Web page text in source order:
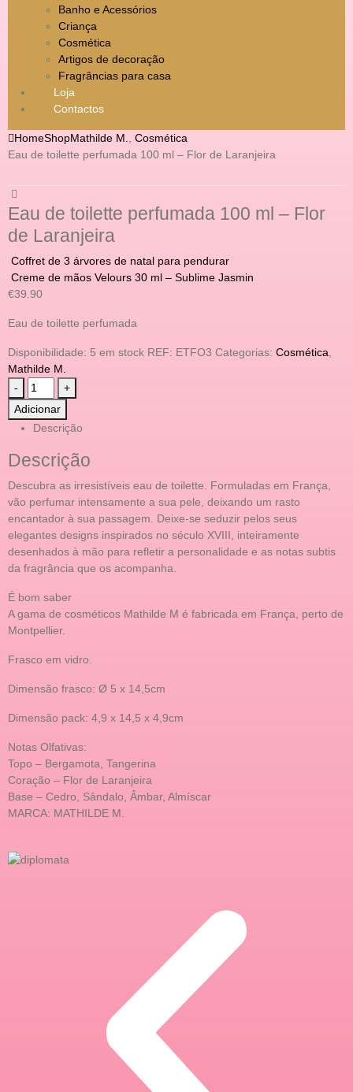
Banho e Acessórios
Criança
Cosmética
Artigos de decoração
Fragrâncias para casa
Loja
Contactos
HomeShopMathilde M.
Cosmética
Eau de toilette perfumada 100 ml – Flor de Laranjeira
Eau de toilette perfumada 100 ml – Flor
de Laranjeira
Coffret de 3 árvores de natal para pendurar
Creme de mãos Velours 30 ml – Sublime Jasmin
€39.90
Eau de toilette perfumada
Disponibilidade: 5 em stock REF: ETFO3 Categorias: Cosmética
Mathilde M.
-
+
Adicionar
Descrição
Descrição
Descubra as irresistíveis eau de toilette. Formuladas em França,
vão perfumar intensamente a sua pele, deixando um rasto
encantador à sua passagem. Deixe-se seduzir pelos seus
elegantes designs inspirados no século XVIII, inteiramente
desenhados à mão para refletir a personalidade e as notas subtis
da fragrância que os acompanha.
É bom saber
A gama de cosméticos Mathilde M é fabricada em França, perto de
Montpellier.
Frasco em vidro.
Dimensão frasco: Ø 5 x 14,5cm
Dimensão pack: 4,9 x 14,5 x 4,9cm
Notas Olfativas:
Topo – Bergamota, Tangerina
Coração – Flor de Laranjeira
Base – Cedro, Sândalo, Âmbar, Almíscar
MARCA: MATHILDE M.